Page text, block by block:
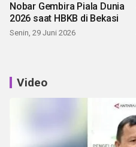
Nobar Gembira Piala Dunia
2026 saat HBKB di Bekasi
Senin, 29 Juni 2026
Video